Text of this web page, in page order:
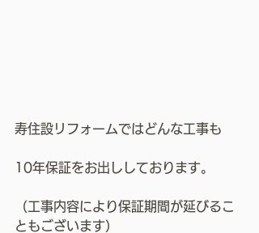
寿住設リフォームではどんな工事も
10年保証をお出ししております。
（工事内容により保証期間が延びるこ
ともございます）